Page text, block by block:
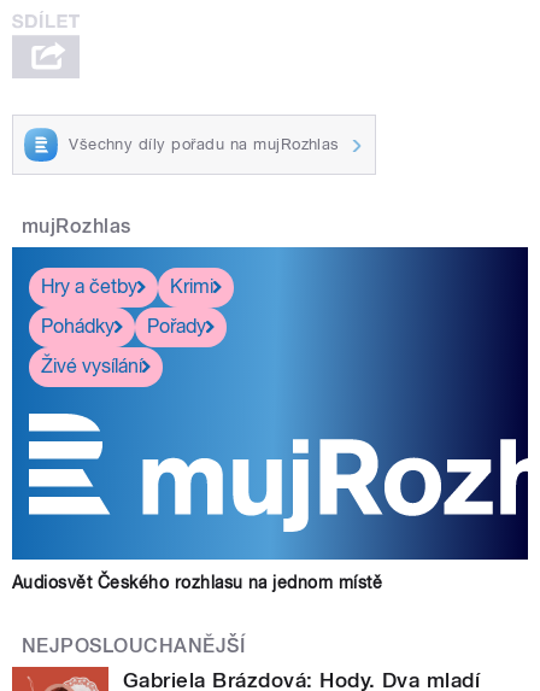
Všechny díly pořadu na mujRozhlas
mujRozhlas
Hry a četby
Krimi
Pohádky
Pořady
Živé vysílání
Audiosvět Českého rozhlasu na jednom místě
NEJPOSLOUCHANĚJŠÍ
Gabriela Brázdová: Hody. Dva mladí